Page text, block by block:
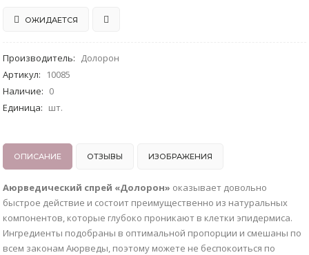
ОЖИДАЕТСЯ
Производитель:
Долорон
Артикул:
10085
Наличие: 0
Единица: шт.
ОПИСАНИЕ ОТЗЫВЫ ИЗОБРАЖЕНИЯ
Аюрведический спрей «Долорон» оказывает довольно
быстрое действие и состоит преимущественно из натуральных
компонентов, которые глубоко проникают в клетки эпидермиса.
Ингредиенты подобраны в оптимальной пропорции и смешаны по
всем законам Аюрведы, поэтому можете не беспокоиться по